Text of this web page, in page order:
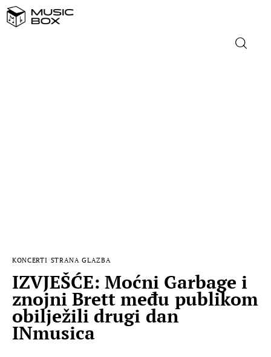
KONCERTI STRANA GLAZBA
IZVJEŠĆE: Moćni Garbage i
znojni Brett među publikom
obilježili drugi dan
INmusica